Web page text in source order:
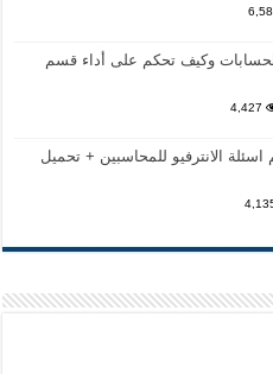
وكيف تحكم على أداء قسم
4,427
اسئلة الانترفيو للمحاسبين + تحميل